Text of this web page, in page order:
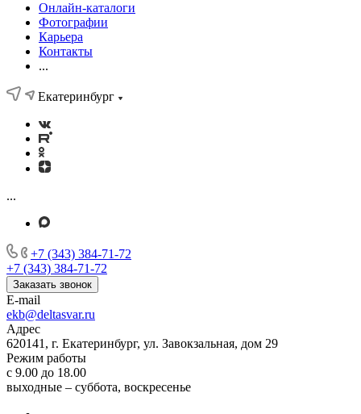
Онлайн-каталоги
Фотографии
Карьера
Контакты
...
Екатеринбург
...
+7 (343) 384-71-72
+7 (343) 384-71-72
Заказать звонок
E-mail
ekb@deltasvar.ru
Адрес
620141, г. Екатеринбург, ул. Завокзальная, дом 29
Режим работы
с 9.00 до 18.00
выходные – суббота, воскресенье